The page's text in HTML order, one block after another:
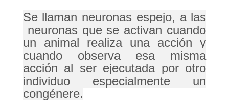
Se llaman neuronas espejo, a las
neuronas que se activan cuando
un animal realiza una acción y
cuando observa esa misma
acción al ser ejecutada por otro
individuo especialmente un
congénere.